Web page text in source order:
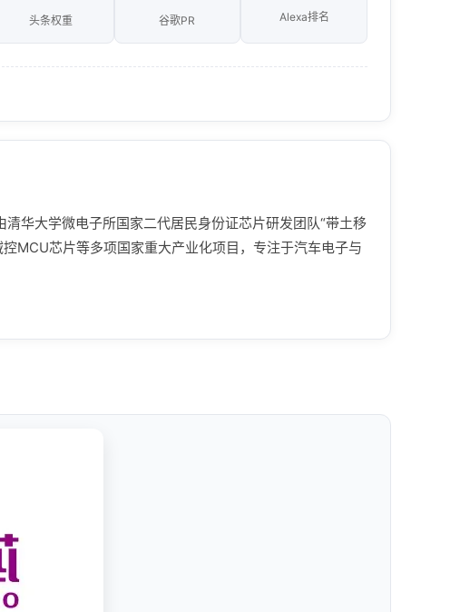
头条权重 谷歌PR Alexa排名
华大学微电子所国家二代居民身份证芯片研发团队“带土移
MCU芯片等多项国家重大产业化项目，专注于汽车电子与